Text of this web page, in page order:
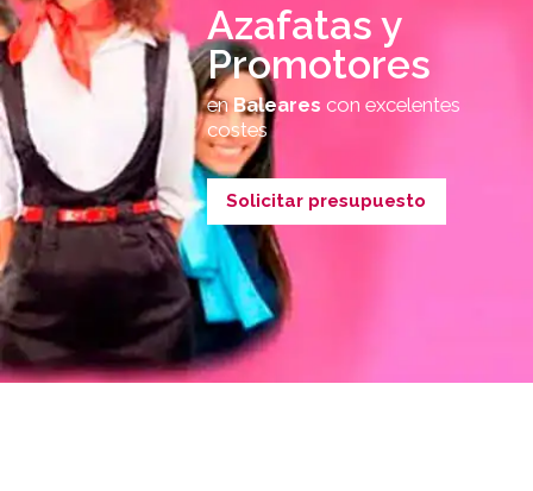
Azafatas y
Promotores
enBaleares con excelentes
costes
Solicitar presupuesto